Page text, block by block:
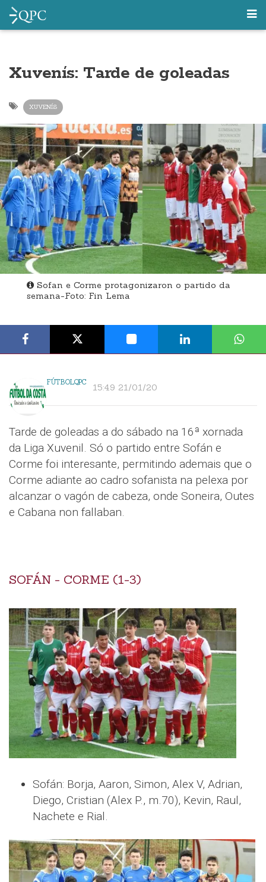
Xuvenís: Tarde de goleadas
XUVENÍS
Sofan e Corme protagonizaron o partido da
semana-Foto: Fin Lema
FÚTBOLQPC 15:49 21/01/20
Tarde de goleadas a do sábado na 16ª xornada
da Liga Xuvenil. Só o partido entre Sofán e
Corme foi interesante, permitindo ademais que o
Corme adiante ao cadro sofanista na pelexa por
alcanzar o vagón de cabeza, onde Soneira, Outes
e Cabana non fallaban.
SOFÁN - CORME (1-3)
Sofán: Borja, Aaron, Simon, Alex V, Adrian,
Diego, Cristian (Alex P., m.70), Kevin, Raul,
Nachete e Rial.